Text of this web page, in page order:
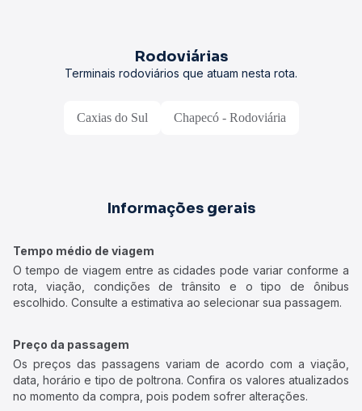
Rodoviárias
Terminais rodoviários que atuam nesta rota.
Caxias do Sul Chapecó - Rodoviária
Informações gerais
Tempo médio de viagem
O tempo de viagem entre as cidades pode variar conforme a
rota, viação, condições de trânsito e o tipo de ônibus
escolhido. Consulte a estimativa ao selecionar sua passagem.
Preço da passagem
Os preços das passagens variam de acordo com a viação,
data, horário e tipo de poltrona. Confira os valores atualizados
no momento da compra, pois podem sofrer alterações.